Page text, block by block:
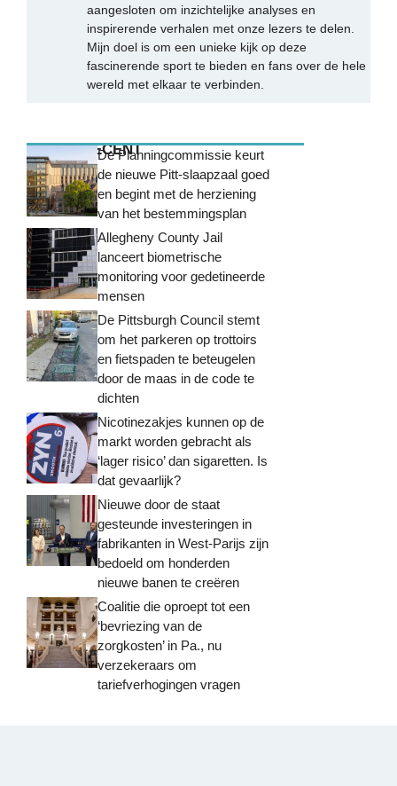
aangesloten om inzichtelijke analyses en
inspirerende verhalen met onze lezers te delen.
Mijn doel is om een unieke kijk op deze
fascinerende sport te bieden en fans over de hele
wereld met elkaar te verbinden.
MEEST RECENTDe Planningcommissie keurt
de nieuwe Pitt-slaapzaal goed
en begint met de herziening
van het bestemmingsplan
Allegheny County Jail
lanceert biometrische
monitoring voor gedetineerde
mensen
De Pittsburgh Council stemt
om het parkeren op trottoirs
en fietspaden te beteugelen
door de maas in de code te
dichten
Nicotinezakjes kunnen op de
markt worden gebracht als
‘lager risico’ dan sigaretten. Is
dat gevaarlijk?
Nieuwe door de staat
gesteunde investeringen in
fabrikanten in West-Parijs zijn
bedoeld om honderden
nieuwe banen te creëren
Coalitie die oproept tot een
‘bevriezing van de
zorgkosten’ in Pa., nu
verzekeraars om
tariefverhogingen vragen